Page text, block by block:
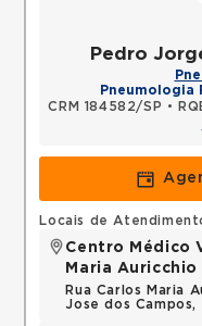
Pedro
Pneumologia
CRM 184582/SP •
Locais de
Centro Médico
Maria Auricchio
Rua Carlos Maria
Jose dos Campos,